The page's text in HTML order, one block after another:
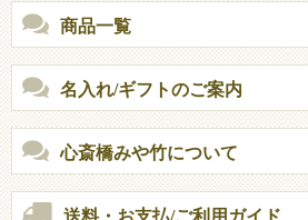
商品一覧
名入れ/ギフトのご案内
心斎橋みや竹について
送料・お支払/ご利用ガイド